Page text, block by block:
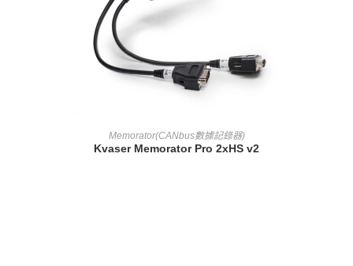
查看內容
Memorator(CANbus數據記錄器)
Kvaser Memorator Pro 2xHS v2